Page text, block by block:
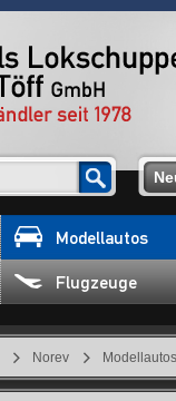
Modellautos
Flugzeuge
Norev Modellautos